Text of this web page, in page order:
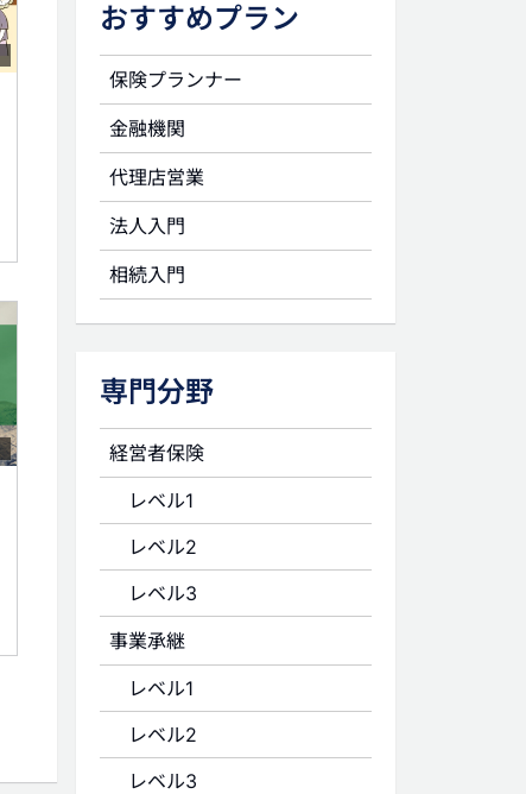
おすすめプラン
保険プランナー
金融機関
代理店営業
法人入門
相続入門
専門分野
経営者保険
レベル1
レベル2
レベル3
事業承継
レベル1
レベル2
レベル3